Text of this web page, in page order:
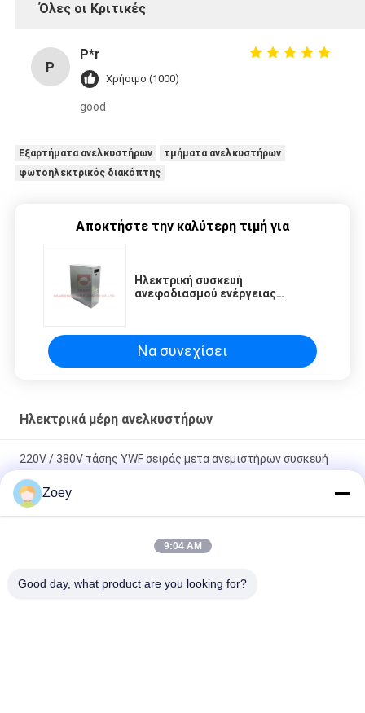
Όλες οι Κριτικές
P
P*r
Χρήσιμο (1000)
good
Εξαρτήματα ανελκυστήρων
τμήματα ανελκυστήρων
φωτοηλεκτρικός διακόπτης
Αποκτήστε την καλύτερη τιμή για
Ηλεκτρική συσκευή
ανεφοδιασμού ενέργειας
επιβατών
Να συνεχίσει
Ηλεκτρικά μέρη ανελκυστήρων
220V / 380V τάσης YWF σειράς μετα ανεμιστήρων συσκευή
διάσωσης ανελκυστήρων αυτόματη
40 - 75W αξονική οριζόντια/κάθετη εγκατάσταση μηχανών
ανελκυστήρων 220V 40W για τον ανελκυστήρα
Zoey
9:04 AM
Good day, what product are you looking for?